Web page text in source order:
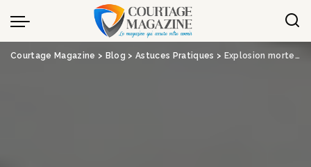
Panneau de gestion des cookies
Courtage Magazine > Blog > Astuces Pratiques > Explosion mortelle de Moutiers : la piste de l’arnaque à l’assurance privilégiée par les enquêteurs – France Bleu